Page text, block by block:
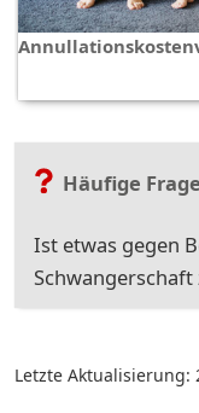
Häufige
Ist etwas gegen
Schwangerschaft
Letzte Aktualisierung: